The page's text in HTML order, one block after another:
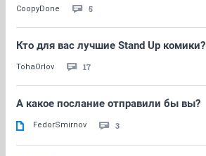
CoopyDone 5
Кто для вас лучшие Stand Up комики?
TohaOrlov 17
А какое послание отправили бы вы?
FedorSmirnov 3